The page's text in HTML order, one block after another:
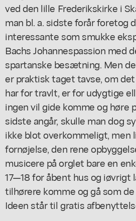
ved den lille Frederikskirke i
man bl. a. sidste forår foretog
interessante som smukke
Bachs Johannespassion med
spartanske besætning. Men
er praktisk taget tavse, om
har for travlt, er for udygtige
ingen vil gide komme og høre
sidste angår, skulle man dog
ikke blot overkommeligt, men
fornøjelse, den rene
musicere på orglet bare en
17—18 for åbent hus og iøvrigt
tilhørere komme og gå som de
Ideen står til gratis